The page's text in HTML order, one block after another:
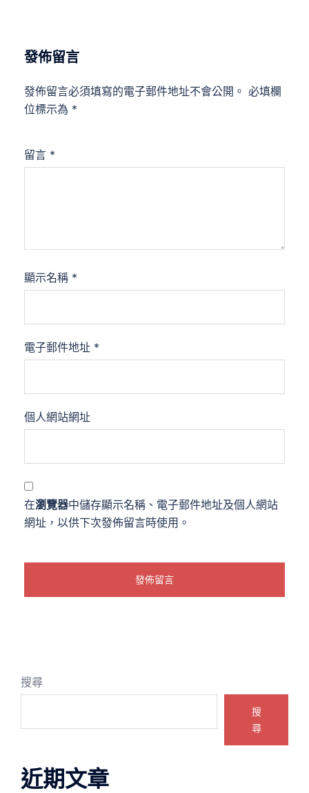
發佈留言
發佈留言必須填寫的電子郵件地址不會公開。 必填欄
位標示為 *
留言 *
顯示名稱 *
電子郵件地址 *
個人網站網址
在瀏覽器中儲存顯示名稱、電子郵件地址及個人網站
網址，以供下次發佈留言時使用。
搜尋
搜
尋
近期文章